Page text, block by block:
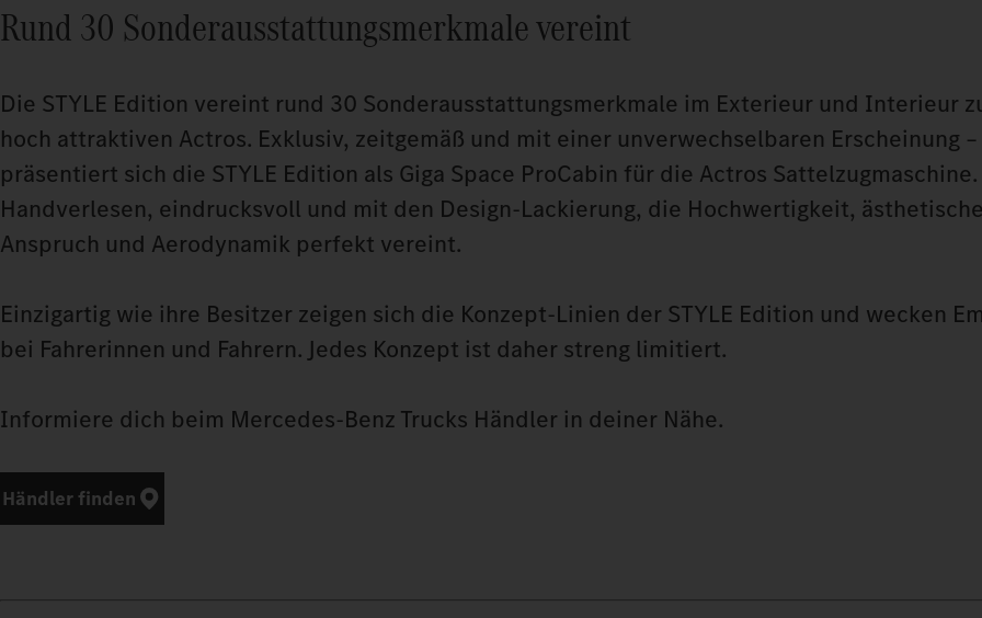
Rund 30 Sonderausstattungsmerkmale vereint
Die STYLE Edition vereint rund 30 Sonderausstattungsmerkmale im Exterieur und Interieur
hoch attraktiven Actros. Exklusiv, zeitgemäß und mit einer unverwechselbaren Erscheinung –
präsentiert sich die STYLE Edition als Giga Space ProCabin für die Actros Sattelzugmaschine.
Handverlesen, eindrucksvoll und mit den Design-Lackierung, die Hochwertigkeit,
Anspruch und Aerodynamik perfekt vereint.
Einzigartig wie ihre Besitzer zeigen sich die Konzept-Linien der STYLE Edition und wecken
bei Fahrerinnen und Fahrern. Jedes Konzept ist daher streng limitiert.
Informiere dich beim Mercedes‑Benz Trucks Händler in deiner Nähe.
Händler finden